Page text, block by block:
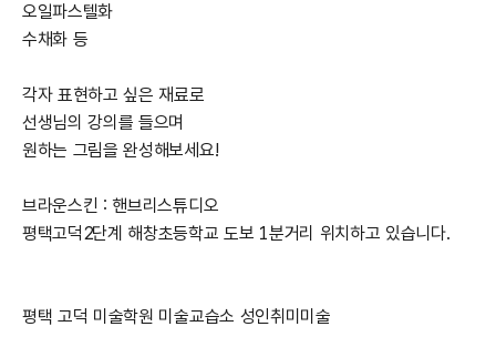
오일파스텔화
수채화 등
각자 표현하고 싶은 재료로
선생님의 강의를 들으며
원하는 그림을 완성해보세요!​
브라운스킨 : 핸브리스튜디오
평택고덕2단계 해창초등학교 도보 1분거리 위치하고 있습니다.
평택 고덕 미술학원 미술교습소 성인취미미술